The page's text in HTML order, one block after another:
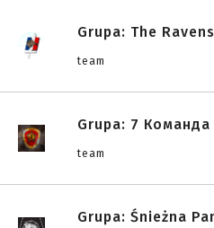
Grupa: The Ravens
team
Grupa: 7
team
Grupa: Śnieżna